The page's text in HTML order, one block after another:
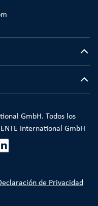
GmbH. Todos los
International GmbH
de Privacidad